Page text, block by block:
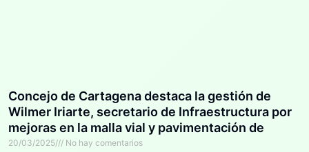
Concejo de Cartagena destaca la gestión de
Wilmer Iriarte, secretario de Infraestructura por
mejoras en la malla vial y pavimentación de
calles
20/03/2025 No hay comentarios